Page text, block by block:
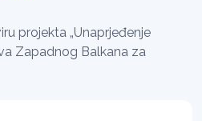
projekta „Unaprjeđenje
Zapadnog Balkana za